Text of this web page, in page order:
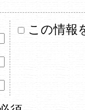
この情報